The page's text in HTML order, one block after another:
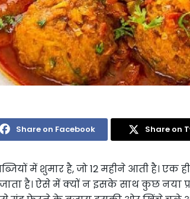
Share on Facebook Share on
में शुमार है, जो 12 महीने आती है। एक
जाता है। ऐसे में क्यों न इसके साथ कुछ नया